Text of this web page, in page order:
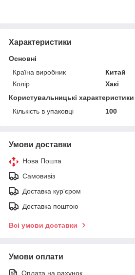
Характеристики
Основні
Країна виробник
Китай
Колір
Хакі
Користувальницькі характеристики
Кількість в упаковці
100
Умови доставки
Нова Пошта
Самовивіз
Доставка кур'єром
Доставка поштою
Всі умови доставки
Умови оплати
Оплата на рахунок